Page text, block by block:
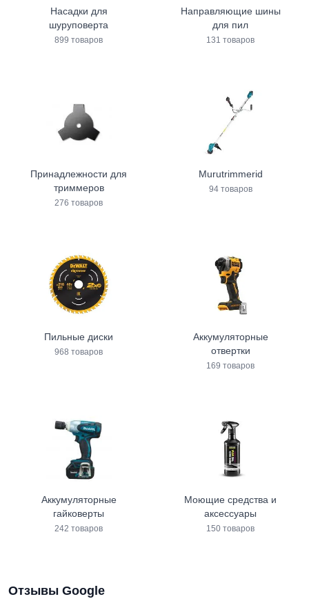
Насадки для
шуруповерта
899 товаров
Направляющие шины
для пил
131 товаров
Принадлежности для
триммеров
276 товаров
Murutrimmerid
94 товаров
Пильные диски
968 товаров
Аккумуляторные
отвертки
169 товаров
Аккумуляторные
гайковерты
242 товаров
Моющие средства и
аксессуары
150 товаров
Отзывы Google